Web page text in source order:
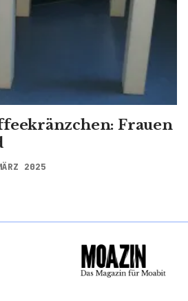
Frauen
2025